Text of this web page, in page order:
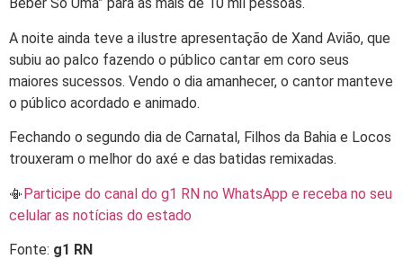
Beber Só Uma” para as mais de 10 mil pessoas.
A noite ainda teve a ilustre apresentação de Xand Avião, que
subiu ao palco fazendo o público cantar em coro seus
maiores sucessos. Vendo o dia amanhecer, o cantor manteve
o público acordado e animado.
Fechando o segundo dia de Carnatal, Filhos da Bahia e Locos
trouxeram o melhor do axé e das batidas remixadas.
📳Participe do canal do g1 RN no WhatsApp e receba no seu
celular as notícias do estado
Fonte: g1 RN